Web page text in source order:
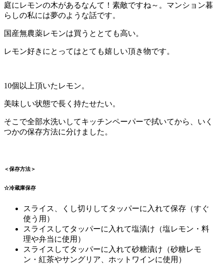
庭にレモンの木があるなんて！素敵ですね～。マンション暮
らしの私には夢のような話です。
国産無農薬レモンは買うととても高い。
レモン好きにとってはとても嬉しい頂き物です。
10個以上頂いたレモン。
美味しい状態で長く持たせたい。
そこで全部水洗いしてキッチンペーパーで拭いてから、いく
つかの保存方法に分けました。
＜保存方法＞
☆冷蔵庫保存
スライス、くし切りしてタッパーに入れて保存（すぐ
使う用）
スライスしてタッパーに入れて塩漬け（塩レモン・料
理や弁当に使用）
スライスしてタッパーに入れて砂糖漬け（砂糖レモ
ン・紅茶やサングリア、ホットワインに使用）